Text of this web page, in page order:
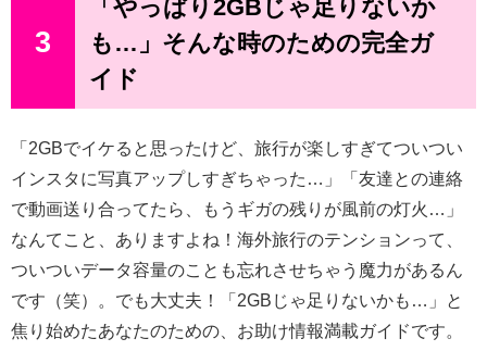
3
「やっぱり2GBじゃ足りないか
も…」そんな時のための完全ガ
イド
「2GBでイケると思ったけど、旅行が楽しすぎてついつい
インスタに写真アップしすぎちゃった…」「友達との連絡
で動画送り合ってたら、もうギガの残りが風前の灯火…」
なんてこと、ありますよね！海外旅行のテンションって、
ついついデータ容量のことも忘れさせちゃう魔力があるん
です（笑）。でも大丈夫！「2GBじゃ足りないかも…」と
焦り始めたあなたのための、お助け情報満載ガイドです。